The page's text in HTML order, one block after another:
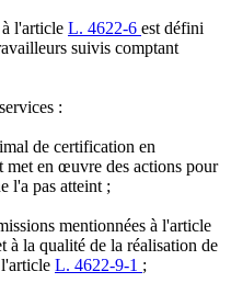
l'article L. 4622-6 est défini
suivis comptant
:
de certification en
met en œuvre des actions pour
l'a pas atteint ;
mentionnées à l'article
à la qualité de la réalisation de
L. 4622-9-1 ;